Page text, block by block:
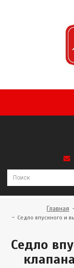
Главная
Седло впускного и
Седло